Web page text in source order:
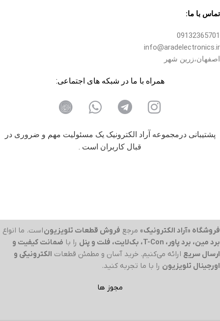
تماس با ما:
09132365701
info@aradelectronics.ir
اصفهان،زرین شهر
همراه با ما در شبکه های اجتماعی:
پشتیبانی درمجموعه آراد الکترونیک یک مسئولیت مهم و ضروری در
قبال کاربران است .
فروشگاه «آراد الکترونیک» مرجع فروش قطعات تلویزیوناست. ما انواع
برد مین، برد پاور، T-Con، بک‌لایت، فلت و پنل
را با ضمانت کیفیت و
ارسال سریع ارائه می‌کنیم. خرید آسان و مطمئن قطعات الکترونیکی و
اورجینال تلویزیون را با ما تجربه کنید.
مجوز ها